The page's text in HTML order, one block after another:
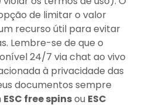
de limitar o valor
recurso útil para evitar
Lembre-se de que o
24/7 via chat ao vivo
à privacidade das
documentos sempre
ESC free spinsou ESC